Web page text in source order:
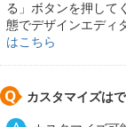
る」ボタンを押して
態でデザインエディ
はこちら
カスタマイズは